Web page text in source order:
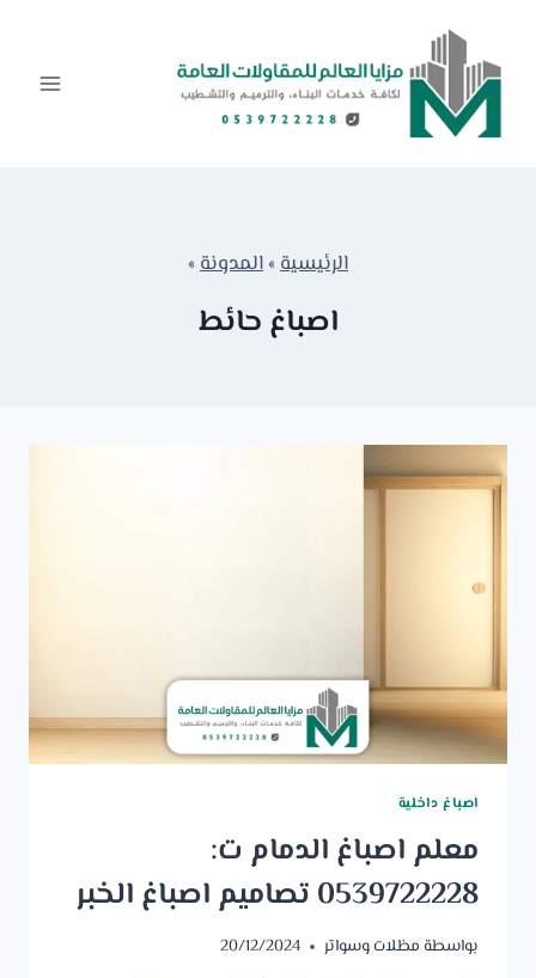
المحتوى
الرئيسية»المدونة»
اصباغ حائط
اصباغ داخلية
معلم اصباغ الدمام ت:
0539722228 تصاميم اصباغ الخبر
بواسطة مظلات وسواتر 20/12/2024